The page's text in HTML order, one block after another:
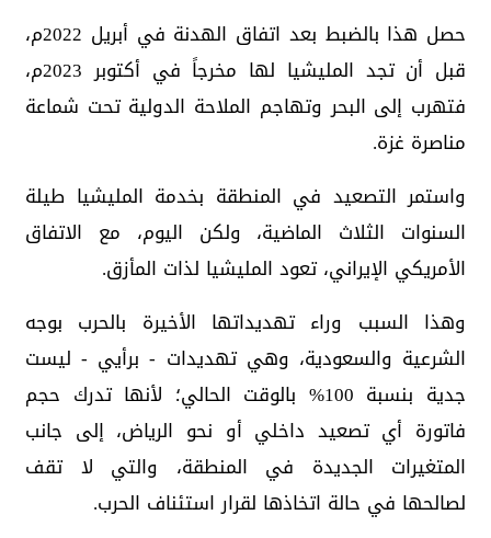
حصل هذا بالضبط بعد اتفاق الهدنة في أبريل 2022م،
قبل أن تجد المليشيا لها مخرجاً في أكتوبر 2023م،
فتهرب إلى البحر وتهاجم الملاحة الدولية تحت شماعة
مناصرة غزة.
واستمر التصعيد في المنطقة بخدمة المليشيا طيلة
السنوات الثلاث الماضية، ولكن اليوم، مع الاتفاق
الأمريكي الإيراني، تعود المليشيا لذات المأزق.
وهذا السبب وراء تهديداتها الأخيرة بالحرب بوجه
الشرعية والسعودية، وهي تهديدات - برأيي - ليست
جدية بنسبة 100% بالوقت الحالي؛ لأنها تدرك حجم
فاتورة أي تصعيد داخلي أو نحو الرياض، إلى جانب
المتغيرات الجديدة في المنطقة، والتي لا تقف
لصالحها في حالة اتخاذها لقرار استئناف الحرب.